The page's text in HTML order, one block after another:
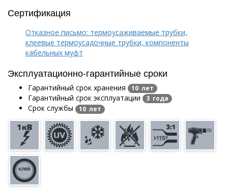
Сертификация
Отказное письмо: термоусаживаемые трубки,
клеевые термоусадочные трубки, компоненты
кабельных муфт
Эксплуатационно-гарантийные сроки
Гарантийный срок хранения 10 лет
Гарантийный срок эксплуатации 3 года
Срок службы 10 лет